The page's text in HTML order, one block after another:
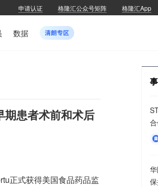
申请认证 格隆汇公众号矩阵 格隆汇App
数据
患者术前和术后
正式获得美国食品药品监